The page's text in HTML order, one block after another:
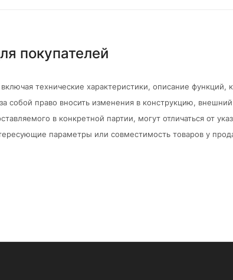
покупателей
технические характеристики, описание
собой право вносить изменения в конструкцию,
в конкретной партии, могут отличаться от
параметры или совместимость товаров у